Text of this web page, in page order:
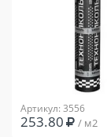
Артикул: 3556
253.80 / м2